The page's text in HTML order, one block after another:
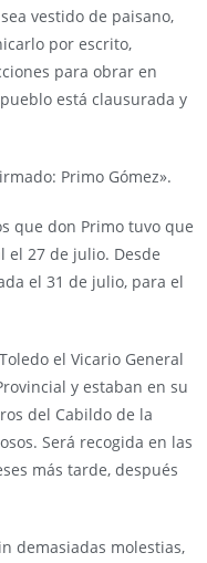
vestido de paisano,
por escrito,
para obrar en
está clausurada y
Primo Gómez».
que don Primo tuvo que
el 27 de julio. Desde
el 31 de julio, para el
el Vicario General
y estaban en su
del Cabildo de la
Será recogida en las
más tarde, después
demasiadas molestias,